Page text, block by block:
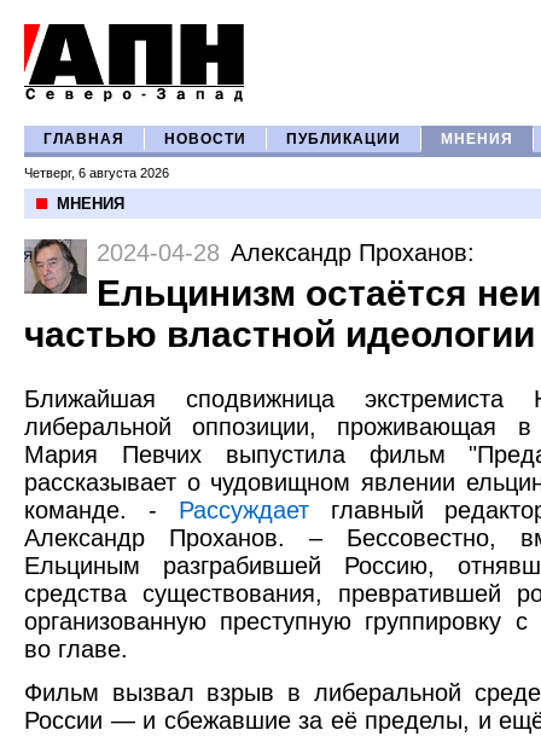
ГЛАВНАЯ НОВОСТИ ПУБЛИКАЦИИ МНЕНИЯ
Четверг, 6 августа 2026
МНЕНИЯ
2024-04-28 Александр Проханов:
Ельцинизм остаётся
частью властной идеологии
Ближайшая сподвижница экстремиста
либеральной оппозиции, проживающая в
Мария Певчих выпустила фильм
рассказывает о чудовищном явлении
команде. - Рассуждаетглавный
Александр Проханов. – Бессовестно,
Ельциным разграбившей Россию,
средства существования, превратившей
организованную преступную группировку
во главе.
Фильм вызвал взрыв в либеральной
России — и сбежавшие за её пределы, и